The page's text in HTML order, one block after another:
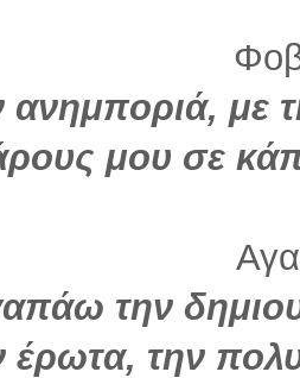
με
μου σε
την
έρωτα, την